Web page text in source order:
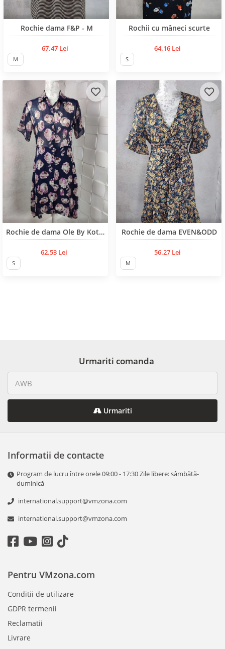
Rochie dama F&P - M
67.47 Lei
M
Rochii cu mâneci scurte
64.16 Lei
S
BESTSELLERRochie de dama Ole By Koton
62.53 Lei
S
Rochie de dama EVEN&ODD
56.27 Lei
M
Urmariti comanda
Urmariti
Informatii de contacte
Program de lucru între orele 09:00 - 17:30 Zile libere: sâmbătă-
duminică
international.support@vmzona.com
international.support@vmzona.com
Pentru VMzona.com
Conditii de utilizare
GDPR termenii
Reclamatii
Livrare